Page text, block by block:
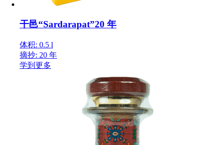
干邑“Sardarapat”20 年
体积: 0.5 l
摘抄: 20 年
学到更多